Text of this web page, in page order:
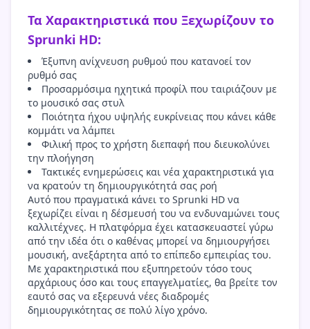
Τα Χαρακτηριστικά που Ξεχωρίζουν το
Sprunki HD:
Έξυπνη ανίχνευση ρυθμού που κατανοεί τον
ρυθμό σας
Προσαρμόσιμα ηχητικά προφίλ που ταιριάζουν με
το μουσικό σας στυλ
Ποιότητα ήχου υψηλής ευκρίνειας που κάνει κάθε
κομμάτι να λάμπει
Φιλική προς το χρήστη διεπαφή που διευκολύνει
την πλοήγηση
Τακτικές ενημερώσεις και νέα χαρακτηριστικά για
να κρατούν τη δημιουργικότητά σας ροή
Αυτό που πραγματικά κάνει το Sprunki HD να
ξεχωρίζει είναι η δέσμευσή του να ενδυναμώνει τους
καλλιτέχνες. Η πλατφόρμα έχει κατασκευαστεί γύρω
από την ιδέα ότι ο καθένας μπορεί να δημιουργήσει
μουσική, ανεξάρτητα από το επίπεδο εμπειρίας του.
Με χαρακτηριστικά που εξυπηρετούν τόσο τους
αρχάριους όσο και τους επαγγελματίες, θα βρείτε τον
εαυτό σας να εξερευνά νέες διαδρομές
δημιουργικότητας σε πολύ λίγο χρόνο.